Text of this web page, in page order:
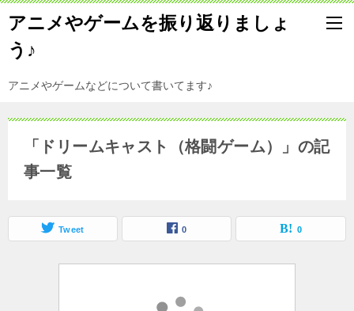
アニメやゲームを振り返りましょ
う♪
アニメやゲームなどについて書いてます♪
「ドリームキャスト（格闘ゲーム）」の記
事一覧
Tweet 0 0